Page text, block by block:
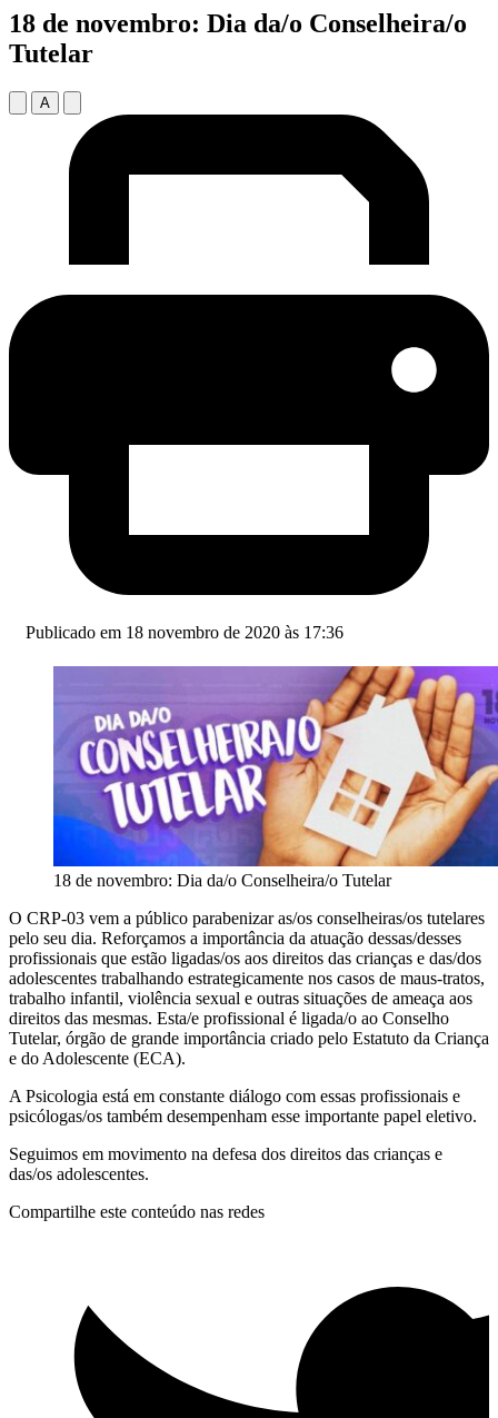
18 de novembro: Dia da/o Conselheira/o
Tutelar
A
Publicado em 18 novembro de 2020 às 17:36
18 de novembro: Dia da/o Conselheira/o Tutelar
O CRP-03 vem a público parabenizar as/os conselheiras/os tutelares
pelo seu dia. Reforçamos a importância da atuação dessas/desses
profissionais que estão ligadas/os aos direitos das crianças e das/dos
adolescentes trabalhando estrategicamente nos casos de maus-tratos,
trabalho infantil, violência sexual e outras situações de ameaça aos
direitos das mesmas. Esta/e profissional é ligada/o ao Conselho
Tutelar, órgão de grande importância criado pelo Estatuto da Criança
e do Adolescente (ECA).
A Psicologia está em constante diálogo com essas profissionais e
psicólogas/os também desempenham esse importante papel eletivo.
Seguimos em movimento na defesa dos direitos das crianças e
das/os adolescentes.
Compartilhe este conteúdo nas redes